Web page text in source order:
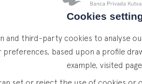
Cookies
and third-party cookies to analyse
based upon a profile
example, visited